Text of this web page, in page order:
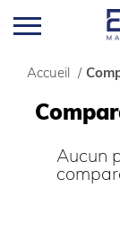
Accueil /
Aucun